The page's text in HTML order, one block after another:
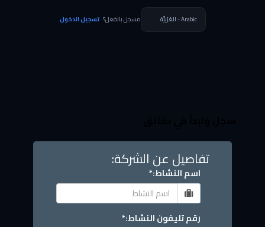
مسجل بالفعل؟ تسجيل الدخول
تفاصيل عن الشركة:
اسم النشاط:*
رقم تليفون النشاط:*